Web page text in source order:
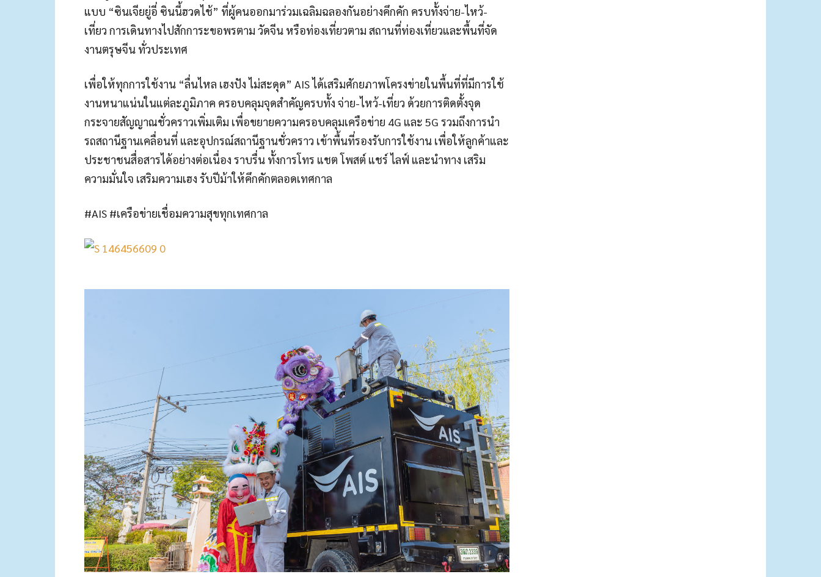
แบบ “ซินเจียยู่อี่ ซินนี้ฮวดไช้” ที่ผู้คนออกมาร่วมเฉลิมฉลองกันอย่างคึกคัก ครบทั้งจ่าย-ไหว้-
เที่ยว การเดินทางไปสักการะขอพรตาม วัดจีน หรือท่องเที่ยวตาม สถานที่ท่องเที่ยวและพื้นที่จัด
งานตรุษจีน ทั่วประเทศ
เพื่อให้ทุกการใช้งาน “ลื่นไหล เฮงปัง ไม่สะดุด” AIS ได้เสริมศักยภาพโครงข่ายในพื้นที่ที่มีการใช้
งานหนาแน่นในแต่ละภูมิภาค ครอบคลุมจุดสำคัญครบทั้ง จ่าย-ไหว้-เที่ยว ด้วยการติดตั้งจุด
กระจายสัญญาณชั่วคราวเพิ่มเติม เพื่อขยายความครอบคลุมเครือข่าย 4G และ 5G รวมถึงการนำ
รถสถานีฐานเคลื่อนที่ และอุปกรณ์สถานีฐานชั่วคราว เข้าพื้นที่รองรับการใช้งาน เพื่อให้ลูกค้าและ
ประชาชนสื่อสารได้อย่างต่อเนื่อง ราบรื่น ทั้งการโทร แชต โพสต์ แชร์ ไลฟ์ และนำทาง เสริม
ความมั่นใจ เสริมความเฮง รับปีม้าให้คึกคักตลอดเทศกาล
#AIS #เครือข่ายเชื่อมความสุขทุกเทศกาล